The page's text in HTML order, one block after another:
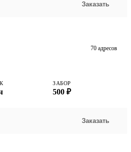
Заказать
70 адресов
ЗАБОР
500 ₽
Заказать